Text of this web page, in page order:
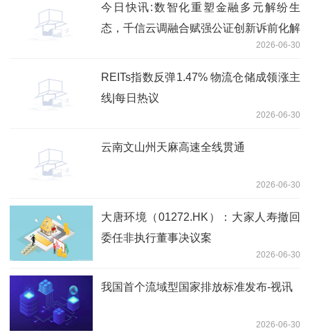
今日快讯:数智化重塑金融多元解纷生
态，千信云调融合赋强公证创新诉前化解
2026-06-30
REITs指数反弹1.47% 物流仓储成领涨主
线|每日热议
2026-06-30
云南文山州天麻高速全线贯通
2026-06-30
大唐环境（01272.HK）：大家人寿撤回
委任非执行董事决议案
2026-06-30
我国首个流域型国家排放标准发布-视讯
2026-06-30